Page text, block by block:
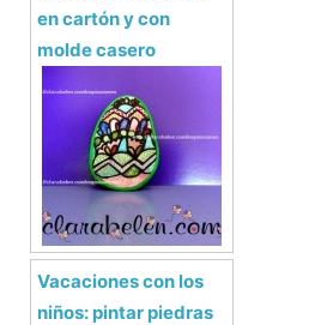
en cartón y con
molde casero
Vacaciones con los
niños: pintar piedras